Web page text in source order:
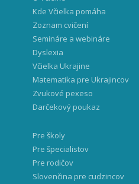
Kde Včielka pomáha
Zoznam cvičení
Semináre a webináre
Dyslexia
Včielka Ukrajine
Matematika pre Ukrajincov
Zvukové pexeso
Darčekový poukaz
Pre školy
Pre špecialistov
Pre rodičov
Slovenčina pre cudzincov